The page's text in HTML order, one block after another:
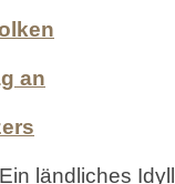
an
ländliches Idyll